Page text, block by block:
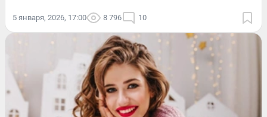
5 января, 2026, 17:00 8 796 10